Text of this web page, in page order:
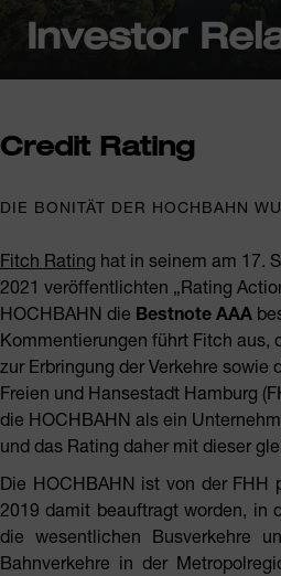
Investor
Credit Rating
DIE BONITÄT DER HOCHBAHN
Fitch Rating hat in seinem am 17.
2021 veröffentlichten „Rating
HOCHBAHN die Bestnote AAA
Kommentierungen führt Fitch aus,
zur Erbringung der Verkehre sowie
Freien und Hansestadt Hamburg
die HOCHBAHN als ein
und das Rating daher mit dieser
Die HOCHBAHN ist von der FHH
2019 damit beauftragt worden, in
die wesentlichen Busverkehre
Bahnverkehre in der